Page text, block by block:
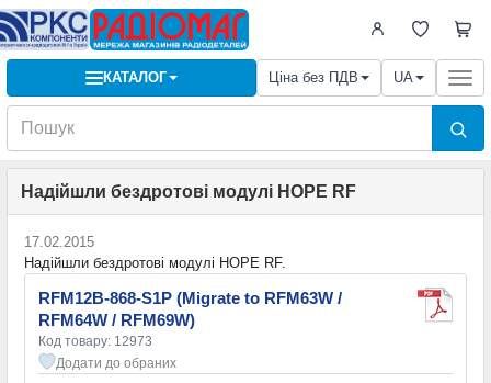
КАТАЛОГ Ціна без ПДВ UA
Надійшли бездротові модулі HOPE RF
17.02.2015
Надійшли бездротові модулі HOPE RF.
RFM12B-868-S1P (Migrate to RFM63W /
RFM64W / RFM69W)
Код товару: 12973
Додати до обраних